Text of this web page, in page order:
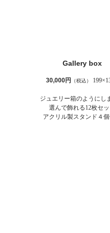
Gallery box
​ 30,000円 （税込）
ジュエリー箱のようにし
選んで飾れる12枚セッ
アクリル製スタンド４個